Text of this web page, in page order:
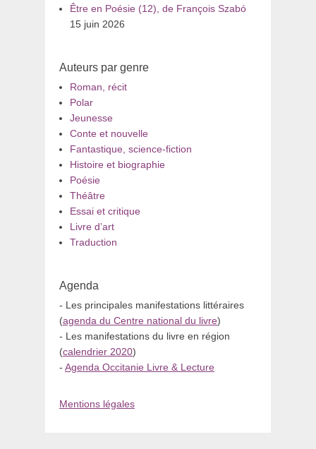
Être en Poésie (12), de François Szabó
15 juin 2026
Auteurs par genre
Roman, récit
Polar
Jeunesse
Conte et nouvelle
Fantastique, science-fiction
Histoire et biographie
Poésie
Théâtre
Essai et critique
Livre d’art
Traduction
Agenda
- Les principales manifestations littéraires
(agenda du Centre national du livre)
- Les manifestations du livre en région
(calendrier 2020)
- Agenda Occitanie Livre & Lecture
Mentions légales